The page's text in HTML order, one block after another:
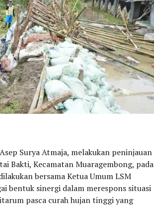
Surya Atmaja, melakukan peninjauan
Bakti, Kecamatan Muaragembong, pada
bersama Ketua Umum LSM
bentuk sinergi dalam merespons situasi
pasca curah hujan tinggi yang